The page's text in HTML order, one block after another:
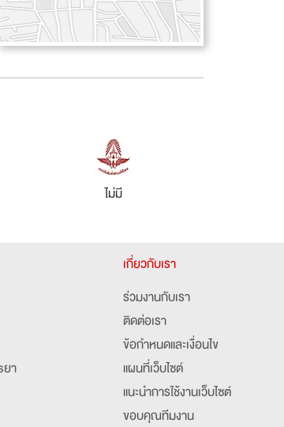
ไม่มี
า
เกี่ยวกับเรา
ร่วมงานกับเรา
ติดต่อเรา
ข้อกำหนดและเงื่อนไข
แผนที่เว็บไซต์
แนะนำการใช้งานเว็บไซต์
ขอบคุณทีมงาน